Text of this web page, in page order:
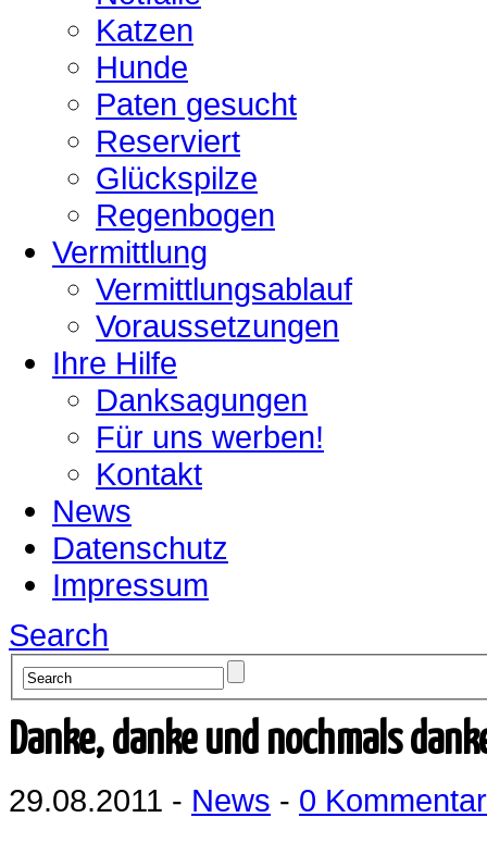
Katzen
Hunde
Paten gesucht
Reserviert
Glückspilze
Regenbogen
Vermittlung
Vermittlungsablauf
Voraussetzungen
Ihre Hilfe
Danksagungen
Für uns werben!
Kontakt
News
Datenschutz
Impressum
Search
Danke, danke und nochmals
29.08.2011 - News - 0